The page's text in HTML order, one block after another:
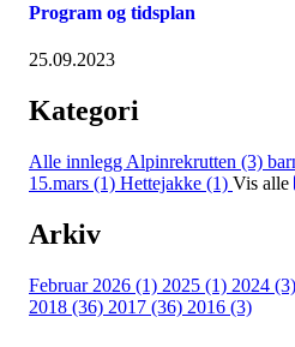
Program og tidsplan
25.09.2023
Kategori
Alle innlegg Alpinrekrutten (3)
15.mars (1) Hettejakke (1) Vis alle
Arkiv
Februar 2026 (1) 2025 (1) 2024 (3)
2018 (36) 2017 (36) 2016 (3)